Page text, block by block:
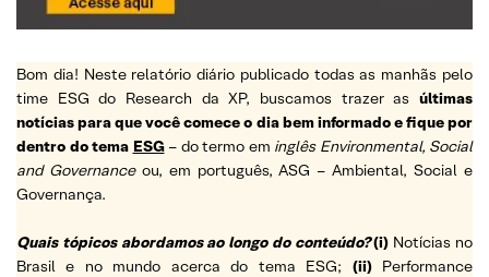
Bom dia! Neste relatório diário publicado todas as manhãs pelo
time ESG do Research da XP, buscamos trazer as últimas
notícias para que você comece o dia bem informado e fique por
dentro do tema ESG – do termo em inglês Environmental, Social
and Governance ou, em português, ASG – Ambiental, Social e
Governança.
Quais tópicos abordamos ao longo do conteúdo? (i) Notícias no
Brasil e no mundo acerca do tema ESG; (ii)Performance